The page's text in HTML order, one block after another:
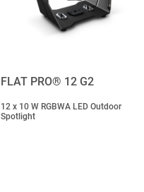
FLAT PRO® 12 G2
12 x 10 W RGBWA LED Outdoor
Spotlight